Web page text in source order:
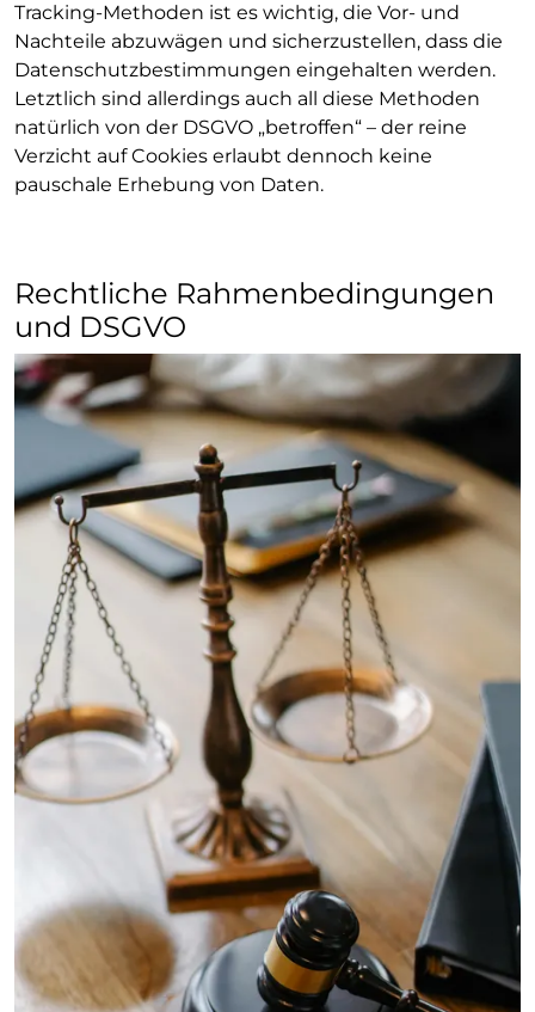
Tracking-Methoden ist es wichtig, die Vor- und
Nachteile abzuwägen und sicherzustellen, dass die
Datenschutzbestimmungen eingehalten werden.
Letztlich sind allerdings auch all diese Methoden
natürlich von der DSGVO „betroffen“ – der reine
Verzicht auf Cookies erlaubt dennoch keine
pauschale Erhebung von Daten.
Rechtliche Rahmenbedingungen
und DSGVO